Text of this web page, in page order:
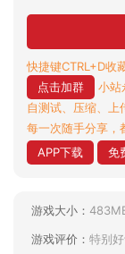
快捷键CTRL+D收
点击加群
小站
自测试、压缩、上
每一次随手分享，
APP下载
免
游戏大小：
游戏评价： 特别